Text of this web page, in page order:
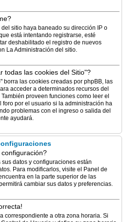
sitio haya baneado su dirección IP o
está intentando registrarse, esté
deshabilitado el registro de nuevos
La Administración del sitio.
todas las cookies del Sitio"?
borra las cookies creadas por phpBB, las
acceder a determinados recursos del
proveen funciones como leer el
por el usuario si la administración ha
problemas con el ingreso o salida del
ayudará.
datos y configuraciones están
Para modificarlos, visite el Panel de
en la parte superior de las
cambiar sus datos y preferencias.
correspondiente a otra zona horaria. Si